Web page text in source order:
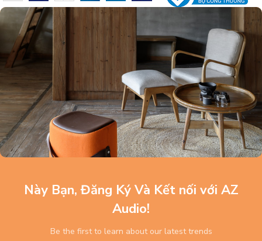
Này Bạn, Đăng Ký Và Kết nối với AZ
Audio!
Be the first to learn about our latest trends